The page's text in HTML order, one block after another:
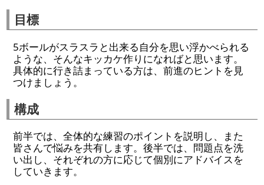
目標
5ボールがスラスラと出来る自分を思い浮かべられる
ような、そんなキッカケ作りになればと思います。
具体的に行き詰まっている方は、前進のヒントを見
つけましょう。
構成
前半では、全体的な練習のポイントを説明し、また
皆さんで悩みを共有します。後半では、問題点を洗
い出し、それぞれの方に応じて個別にアドバイスを
していきます。